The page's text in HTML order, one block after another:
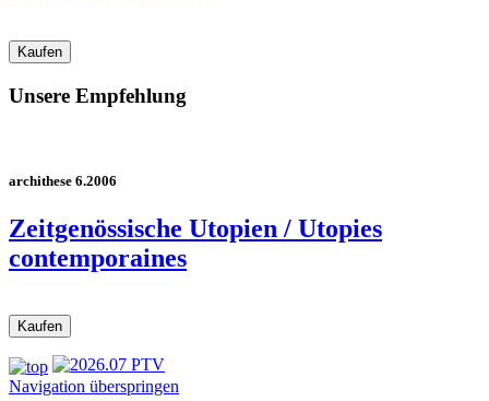
Unsere Empfehlung
archithese 6.2006
Zeitgenössische Utopien / Utopies
contemporaines
Navigation überspringen